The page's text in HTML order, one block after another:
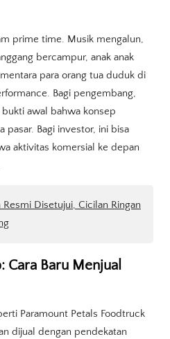
prime time. Musik mengalun,
bercampur, anak anak
para orang tua duduk di
Bagi pengembang,
awal bahwa konsep
pasar. Bagi investor, ini bisa
aktivitas komersial ke depan
Resmi Disetujui, Cicilan Ringan
Cara Baru Menjual
Paramount Petals Foodtruck
dijual dengan pendekatan